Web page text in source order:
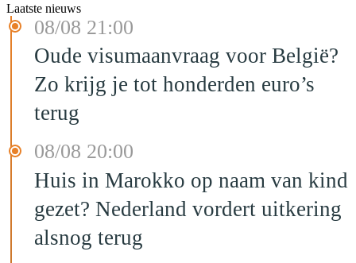
Laatste nieuws
08/08 21:00
Oude visumaanvraag voor België?
Zo krijg je tot honderden euro’s
terug
08/08 20:00
Huis in Marokko op naam van kind
gezet? Nederland vordert uitkering
alsnog terug